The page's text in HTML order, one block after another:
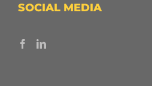
SOCIAL MEDIA